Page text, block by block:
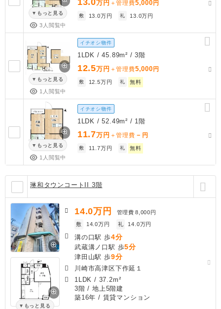
もっと見る
3人閲覧中
万円 ＋管理費5,000 円
敷 13.0万円 礼 13.0万円
もっと見る
1人閲覧中
イチオシ物件
1LDK / 45.89m² / 3階
12.5万円 ＋管理費5,000 円
敷 12.5万円 礼 無料
もっと見る
1人閲覧中
イチオシ物件
1LDK / 52.49m² / 1階
11.7万円 ＋管理費 － 円
敷 11.7万円 礼 無料
琳和タウンコートII 3階
もっと見る
14.0万円 管理費 8,000円
敷
14.0万円 礼 14.0万円
溝の口駅 歩4分
武蔵溝ノ口駅 歩5分
津田山駅 歩9分
川崎市高津区下作延１
1LDK / 37.2m²
3階 / 地上5階建
築16年 / 賃貸マンション